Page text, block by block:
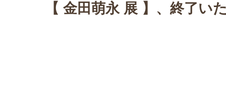
【 金田萌永 展 】、終了い